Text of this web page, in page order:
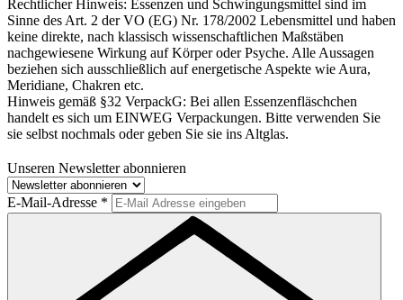
Rechtlicher Hinweis: Essenzen und Schwingungsmittel sind im
Sinne des Art. 2 der VO (EG) Nr. 178/2002 Lebensmittel und haben
keine direkte, nach klassisch wissenschaftlichen Maßstäben
nachgewiesene Wirkung auf Körper oder Psyche. Alle Aussagen
beziehen sich ausschließlich auf energetische Aspekte wie Aura,
Meridiane, Chakren etc.
Hinweis gemäß §32 VerpackG: Bei allen Essenzenfläschchen
handelt es sich um EINWEG Verpackungen. Bitte verwenden Sie
sie selbst nochmals oder geben Sie sie ins Altglas.
Unseren Newsletter abonnieren
E-Mail-Adresse *